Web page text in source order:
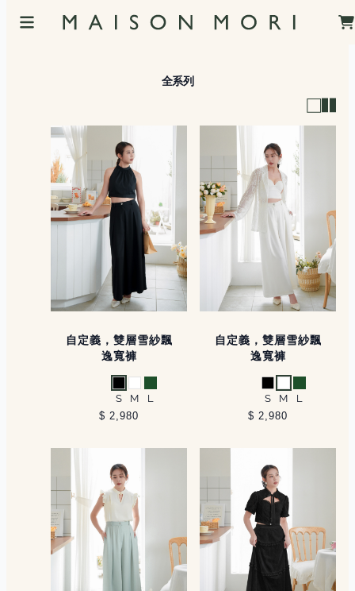
全系列
自定義，雙層雪紗飄
逸寬褲
黑 白 綠
S M
L
$ 2,980
自定義，雙層雪紗飄
逸寬褲
黑 白 綠
S M
L
$ 2,980